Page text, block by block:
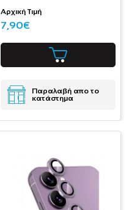
Αρχική Τιμή
7,90€
Παραλαβή απο το
κατάστημα